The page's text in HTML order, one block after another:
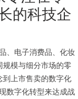
的科技企
、电子消费品、化妆
模与细分市场的零
上市售卖的数字化
数字化转型来达成战